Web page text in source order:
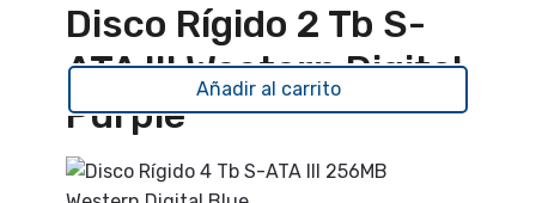
Disco Rígido 2 Tb S-
ATA III Western Digital
Purple
Añadir al carrito